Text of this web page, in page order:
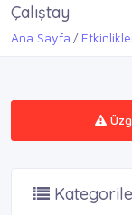
Çalıştay
Ana Sayfa